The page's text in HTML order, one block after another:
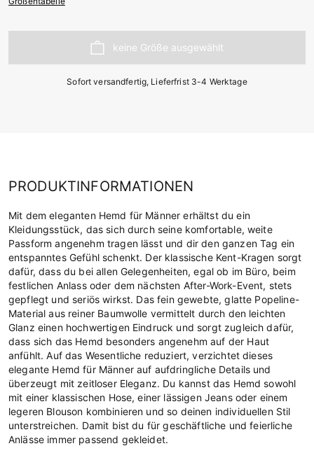
Sofort versandfertig, Lieferfrist 3-4 Werktage
PRODUKTINFORMATIONEN
Mit dem eleganten Hemd für Männer erhältst du ein
Kleidungsstück, das sich durch seine komfortable, weite
Passform angenehm tragen lässt und dir den ganzen Tag ein
entspanntes Gefühl schenkt. Der klassische Kent-Kragen sorgt
dafür, dass du bei allen Gelegenheiten, egal ob im Büro, beim
festlichen Anlass oder dem nächsten After-Work-Event, stets
gepflegt und seriös wirkst. Das fein gewebte, glatte Popeline-
Material aus reiner Baumwolle vermittelt durch den leichten
Glanz einen hochwertigen Eindruck und sorgt zugleich dafür,
dass sich das Hemd besonders angenehm auf der Haut
anfühlt. Auf das Wesentliche reduziert, verzichtet dieses
elegante Hemd für Männer auf aufdringliche Details und
überzeugt mit zeitloser Eleganz. Du kannst das Hemd sowohl
mit einer klassischen Hose, einer lässigen Jeans oder einem
legeren Blouson kombinieren und so deinen individuellen Stil
unterstreichen. Damit bist du für geschäftliche und feierliche
Anlässe immer passend gekleidet.